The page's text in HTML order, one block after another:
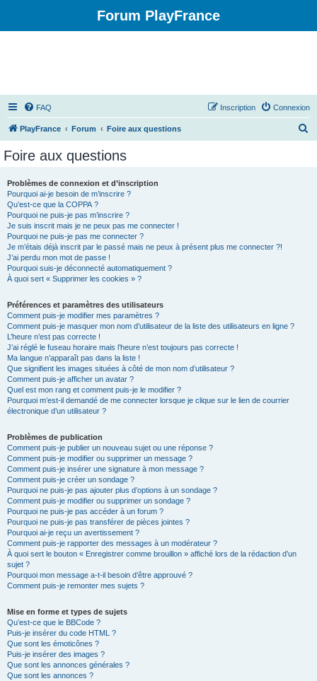
Forum PlayFrance
FAQ Connexion
Inscription
PlayFrance Forum Foire aux questions
Foire aux questions
Problèmes de connexion et d’inscription
Pourquoi ai-je besoin de m’inscrire ?
Qu’est-ce que la COPPA ?
Pourquoi ne puis-je pas m’inscrire ?
Je suis inscrit mais je ne peux pas me connecter !
Pourquoi ne puis-je pas me connecter ?
Je m’étais déjà inscrit par le passé mais ne peux à présent plus me connecter ?!
J’ai perdu mon mot de passe !
Pourquoi suis-je déconnecté automatiquement ?
À quoi sert « Supprimer les cookies » ?
Préférences et paramètres des utilisateurs
Comment puis-je modifier mes paramètres ?
Comment puis-je masquer mon nom d’utilisateur de la liste des utilisateurs en ligne ?
L’heure n’est pas correcte !
J’ai réglé le fuseau horaire mais l’heure n’est toujours pas correcte !
Ma langue n’apparaît pas dans la liste !
Que signifient les images situées à côté de mon nom d’utilisateur ?
Comment puis-je afficher un avatar ?
Quel est mon rang et comment puis-je le modifier ?
Pourquoi m’est-il demandé de me connecter lorsque je clique sur le lien de courrier
électronique d’un utilisateur ?
Problèmes de publication
Comment puis-je publier un nouveau sujet ou une réponse ?
Comment puis-je modifier ou supprimer un message ?
Comment puis-je insérer une signature à mon message ?
Comment puis-je créer un sondage ?
Pourquoi ne puis-je pas ajouter plus d’options à un sondage ?
Comment puis-je modifier ou supprimer un sondage ?
Pourquoi ne puis-je pas accéder à un forum ?
Pourquoi ne puis-je pas transférer de pièces jointes ?
Pourquoi ai-je reçu un avertissement ?
Comment puis-je rapporter des messages à un modérateur ?
À quoi sert le bouton « Enregistrer comme brouillon » affiché lors de la rédaction d’un
sujet ?
Pourquoi mon message a-t-il besoin d’être approuvé ?
Comment puis-je remonter mes sujets ?
Mise en forme et types de sujets
Qu’est-ce que le BBCode ?
Puis-je insérer du code HTML ?
Que sont les émoticônes ?
Puis-je insérer des images ?
Que sont les annonces générales ?
Que sont les annonces ?